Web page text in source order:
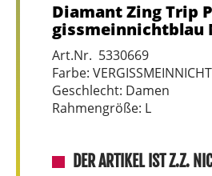
Diamant Zing Trip
gissmeinnichtblau
Art.Nr. 5330669
Farbe:
Geschlecht: Damen
Rahmengröße: L
DER ARTIKEL IST Z.Z.